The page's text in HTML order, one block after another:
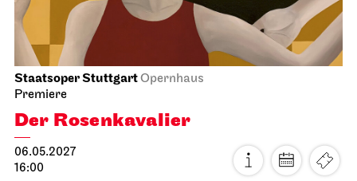
15.05.2027
19:30 - 22:10
Sun, 16.05.2027